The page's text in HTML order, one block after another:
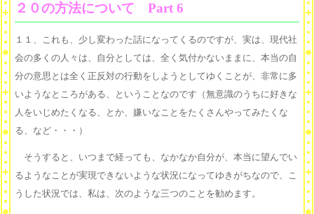
２０の方法について Part 6
１１、これも、少し変わった話になってくるのですが、実は、現代社
会の多くの人々は、自分としては、全く気付かないままに、本当の自
分の意思とは全く正反対の行動をしようとしてゆくことが、非常に多
いようなところがある、ということなのです（無意識のうちに好きな
人をいじめたくなる、とか、嫌いなことをたくさんやってみたくな
る、など・・・）
そうすると、いつまで経っても、なかなか自分が、本当に望んでい
るようなことが実現できないような状況になってゆきがちなので、こ
うした状況では、私は、次のような三つのことを勧めます。